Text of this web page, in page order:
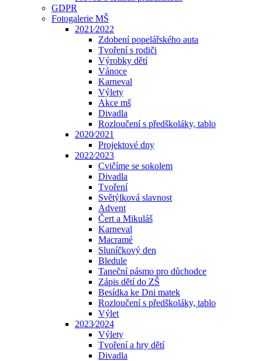
GDPR
Fotogalerie MŠ
2021⁄2022
Zdobení popelářského auta
Tvoření s rodiči
Výrobky dětí
Vánoce
Karneval
Výlety
Akce mš
Divadla
Rozloučení s předškoláky, tablo
2020⁄2021
Projektové dny
2022⁄2023
Cvičíme se sokolem
Divadla
Tvoření
Světýlková slavnost
Advent
Čert a Mikuláš
Karneval
Macramé
Sluníčkový den
Bledule
Taneční pásmo pro důchodce
Zápis dětí do ZŠ
Besídka ke Dni matek
Rozloučení s předškoláky, tablo
Výlet
2023⁄2024
Výlety
Tvoření a hry dětí
Divadla